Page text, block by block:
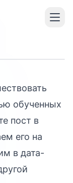
обученных
пост в
его на
в дата-